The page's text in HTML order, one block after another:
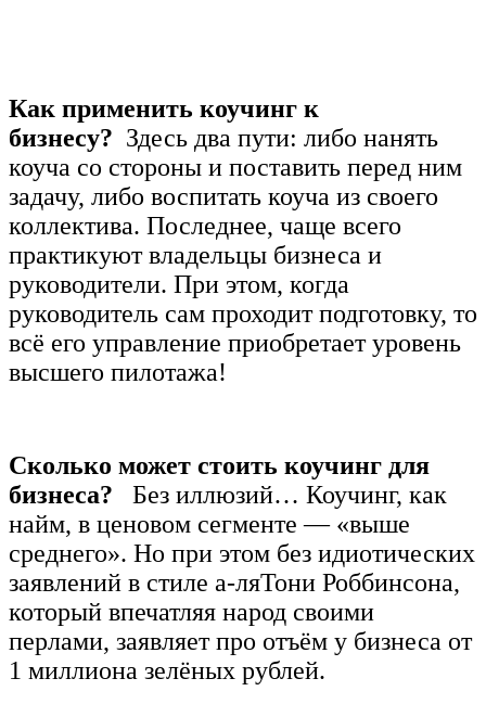
Как применить коучинг к
бизнесу? Здесь два пути: либо нанять
коуча со стороны и поставить перед ним
задачу, либо воспитать коуча из своего
коллектива. Последнее, чаще всего
практикуют владельцы бизнеса и
руководители. При этом, когда
руководитель сам проходит подготовку, то
всё его управление приобретает уровень
высшего пилотажа!
Сколько может стоить коучинг для
бизнеса? Без иллюзий… Коучинг, как
найм, в ценовом сегменте — «выше
среднего». Но при этом без идиотических
заявлений в стиле а-ляТони Роббинсона,
который впечатляя народ своими
перлами, заявляет про отъём у бизнеса от
1 миллиона зелёных рублей.